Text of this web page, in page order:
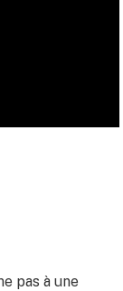
pas à une